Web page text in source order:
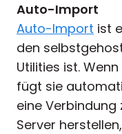
Auto-Import
Auto-Import ist
den
Utilities ist.
fügt sie
eine
Server